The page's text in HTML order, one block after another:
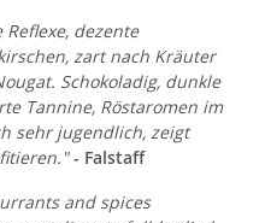
dezente
zart nach Kräuter
Schokoladig, dunkle
Tannine, Röstaromen im
sehr jugendlich, zeigt
- Falstaff
and spices